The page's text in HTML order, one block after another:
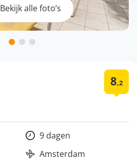
Bekijk alle foto’s
8,2
9 dagen
Amsterdam